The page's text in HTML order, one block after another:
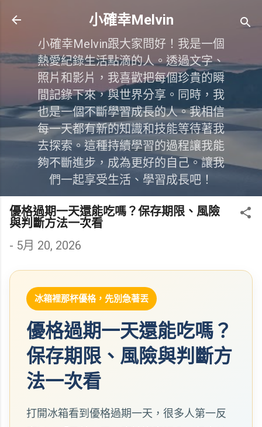
跳到主要內容
小確幸Melvin
小確幸Melvin跟大家問好！我是一個
熱愛紀錄生活點滴的人。透過文字、
照片和影片，我喜歡把每個珍貴的瞬
間記錄下來，與世界分享。同時，我
也是一個不斷學習成長的人。我相信
每一天都有新的知識和技能等待著我
去探索。這種持續學習的過程讓我能
夠不斷進步，成為更好的自己。讓我
們一起享受生活、學習成長吧！
優格過期一天還能吃嗎？保存期限、風險
與判斷方法一次看
- 5月 20, 2026
冰箱裡那杯優格，先別急著丟
優格過期一天還能吃嗎？
保存期限、風險與判斷方
法一次看
打開冰箱看到優格過期一天，很多人第一反